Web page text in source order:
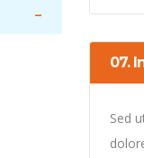
07.
Sed